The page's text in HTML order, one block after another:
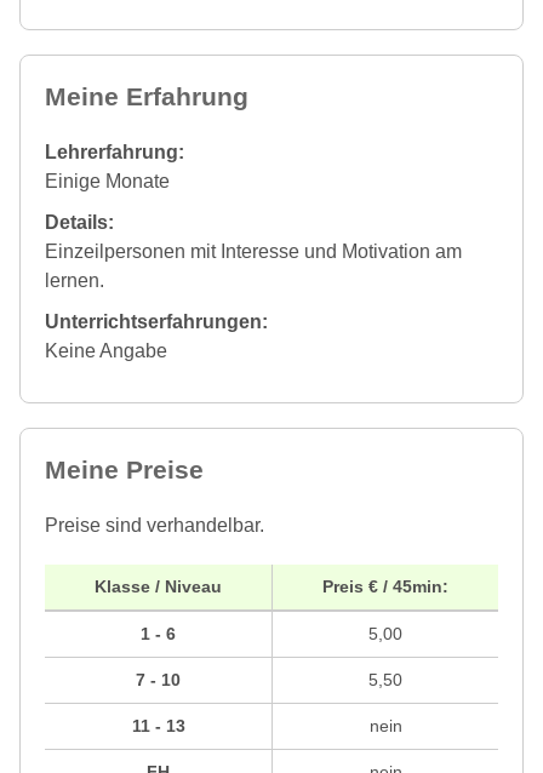
Meine Erfahrung
Lehrerfahrung:
Einige Monate
Details:
Einzeilpersonen mit Interesse und Motivation am
lernen.
Unterrichtserfahrungen:
Keine Angabe
Meine Preise
Preise sind verhandelbar.
Klasse / Niveau
1 - 6
7 - 10
11 - 13
Preis € / 45min:
5,00
5,50
nein